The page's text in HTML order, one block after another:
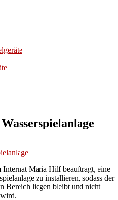
Maria Hilf beauftragt, eine
zu installieren, sodass der
Bereich liegen bleibt und nicht
wird.